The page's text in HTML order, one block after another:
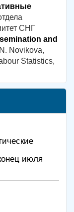
СНГ
and
Novikova,
Statistics,
июля